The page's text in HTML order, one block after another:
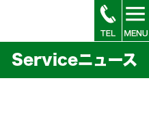
ニュース